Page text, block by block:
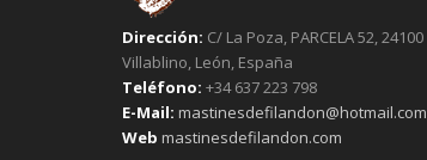
Dirección: C/ La Poza, PARCELA 52, 24100
Villablino, León, España
Teléfono: +34 637 223 798
E-Mail: mastinesdefilandon@hotmail.com
Web mastinesdefilandon.com